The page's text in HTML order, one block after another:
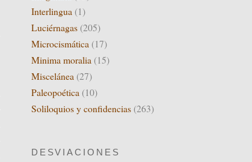
Interlingua (1)
Luciérnagas (205)
Microcismática (17)
Minima moralia (15)
Miscelánea (27)
Paleopoética (10)
Soliloquios y confidencias (263)
DESVIACIONES